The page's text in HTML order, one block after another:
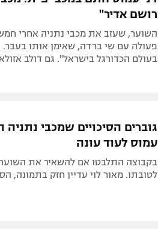
רושם אדיר"
השוער, שעזב את מכבי נתניה אחרי
פעולה עם שי ברדה, שאימן אותו בעבר.
בעולם הכדורגל בישראל". גם דולב
גוברים הסיכויים שמכבי
עמוס לעוד עונה
בקבוצה התלבטו אם להשאיר את
לטובתו. מאור לוי עדיין חזק בתמונה,